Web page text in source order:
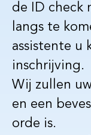
de ID check
langs te
assistente u
inschrijving.
Wij zullen
en een
orde is.